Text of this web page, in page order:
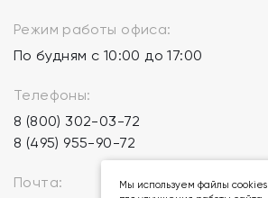
Режим работы офиса:
По будням с 10:00 до 17:00
Телефоны:
8 (800) 302-03-72
8 (495) 955-90-72
Почта:
Мы используем файлы cookies